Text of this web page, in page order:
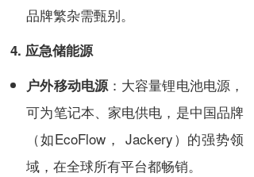
品牌繁杂需甄别。
4. 应急储能源
户外移动电源：大容量锂电池电源，
可为笔记本、家电供电，是中国品牌
（如EcoFlow， Jackery）的强势领
域，在全球所有平台都畅销。